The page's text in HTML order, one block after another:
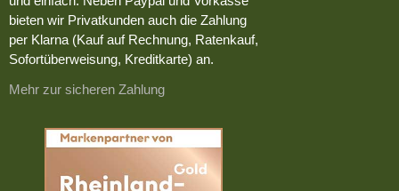
bieten wir Privatkunden auch die Zahlung
per Klarna (Kauf auf Rechnung, Ratenkauf,
Sofortüberweisung, Kreditkarte) an.
Mehr zur sicheren Zahlung